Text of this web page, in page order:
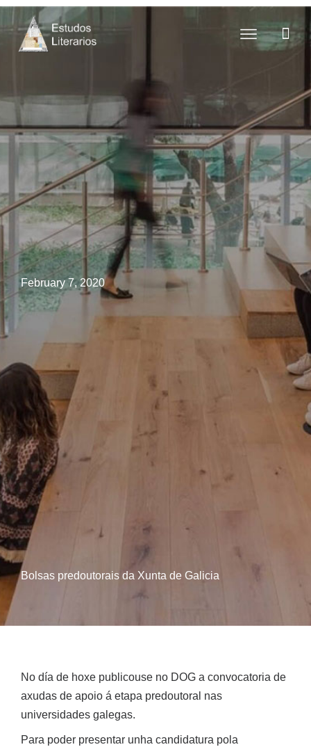
February 7, 2020
Bolsas predoutorais da Xunta de Galicia
No día de hoxe publicouse no DOG a convocatoria de
axudas de apoio á etapa predoutoral nas
universidades galegas.
Para poder presentar unha candidatura pola